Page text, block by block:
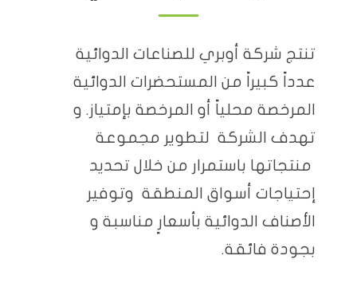
تنتج شركة أوبري للصناعات الدوائية
عدداً كبيراً من المستحضرات الدوائية
المرخصة محلياً أو المرخصة بإمتياز. و
تهدف الشركة لتطوير مجموعة
منتجاتها باستمرار من خلال تحديد
إحتياجات أسواق المنطقة وتوفير
الأصناف الدوائية بأسعارٍ مناسبة و
بجودة فائقة.